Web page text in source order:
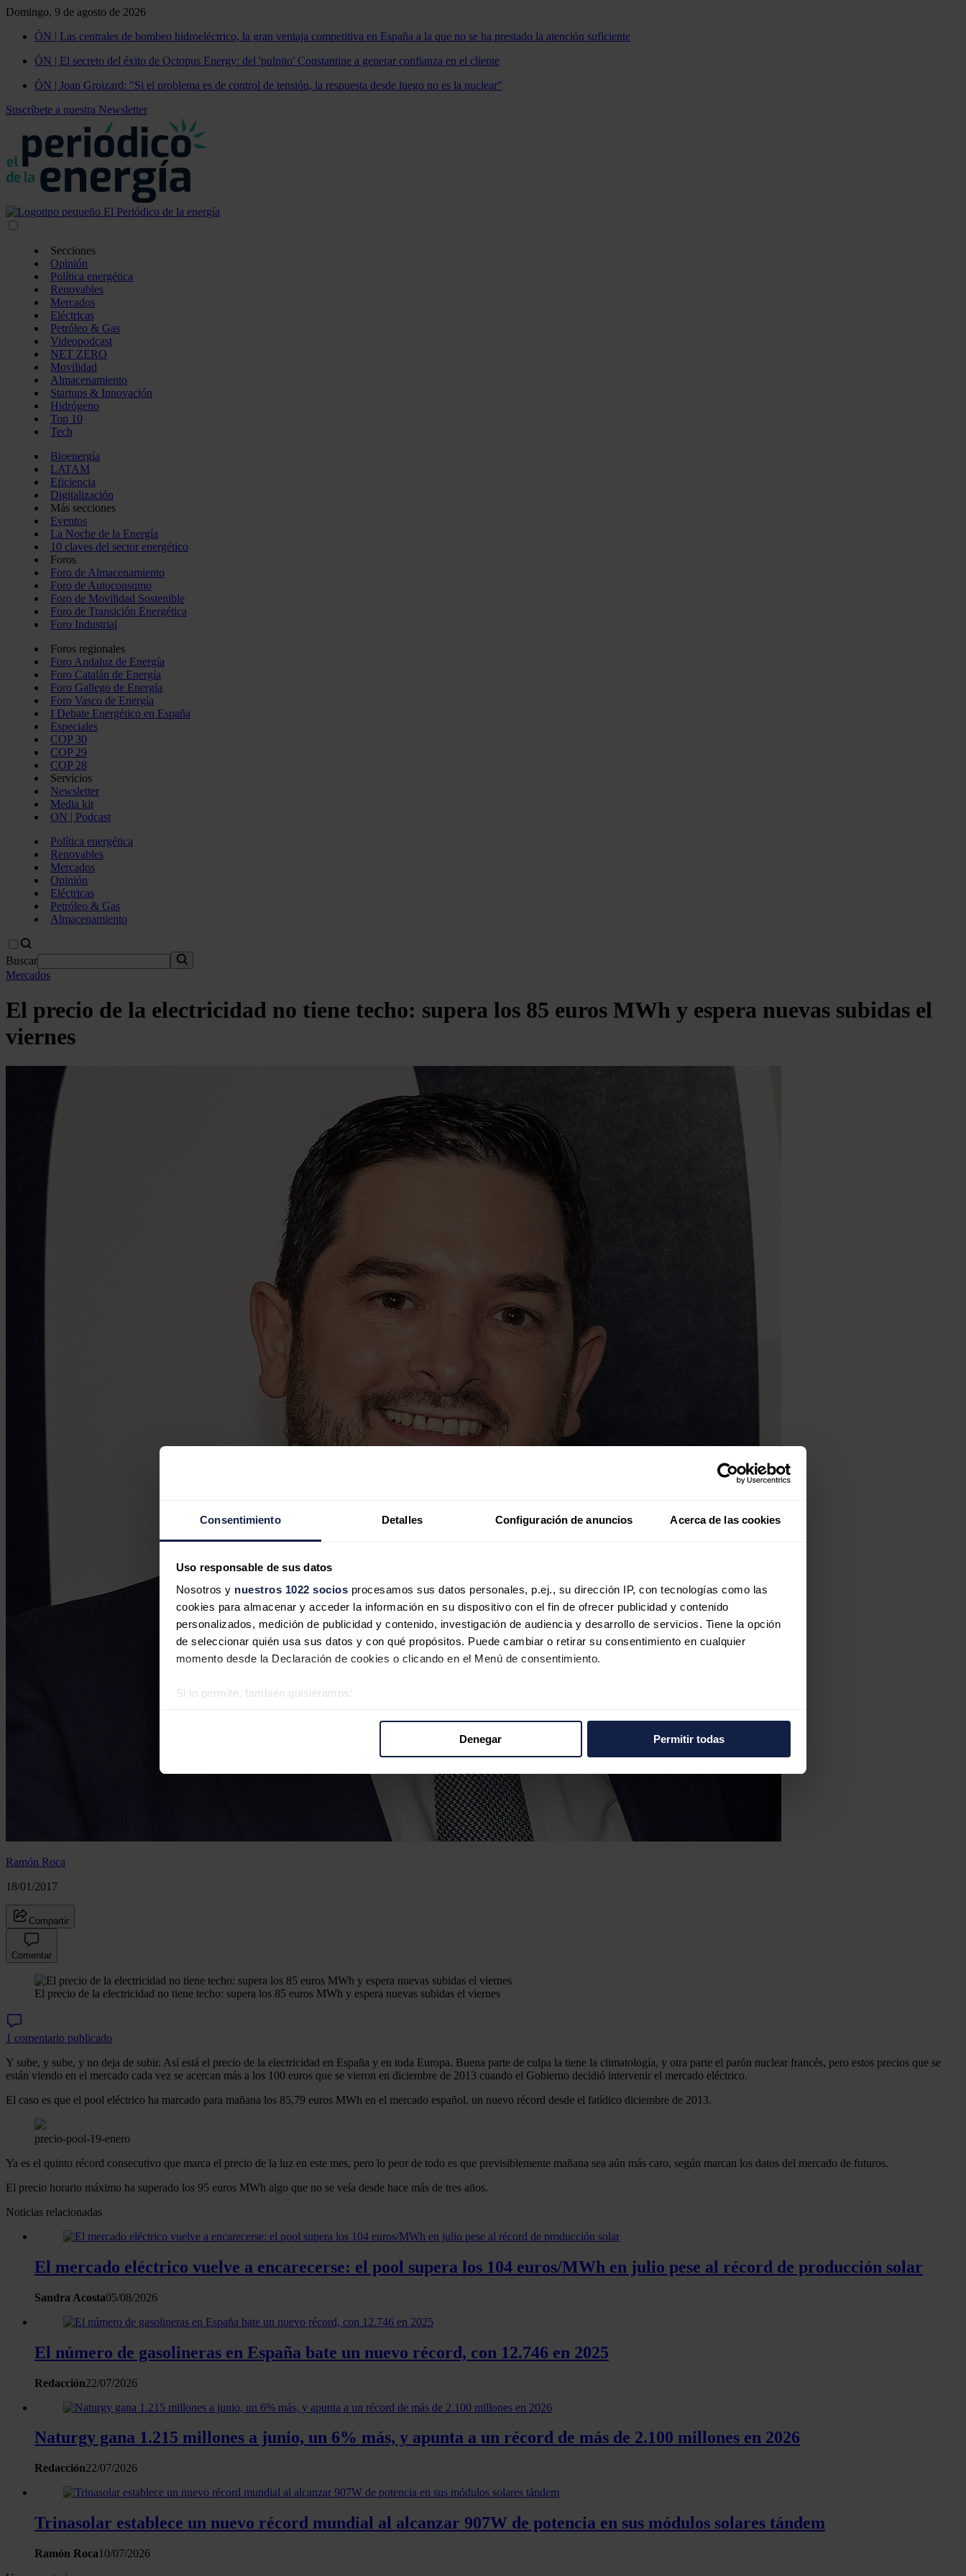
Consentimiento Detalles Configuración de anuncios Acerca de las cookies
Uso responsable de sus datos
Nosotros y nuestros 1022 socios procesamos sus datos personales, p.ej., su dirección IP, con tecnologías como las
cookies para almacenar y acceder la información en su dispositivo con el fin de ofrecer publicidad y contenido
personalizados, medición de publicidad y contenido, investigación de audiencia y desarrollo de servicios. Tiene la opción
de seleccionar quién usa sus datos y con qué propósitos. Puede cambiar o retirar su consentimiento en cualquier
momento desde la Declaración de cookies o clicando en el Menú de consentimiento.
Si lo permite, también quisiéramos:
Las cookies de este sitio web se usan para personalizar el contenido y los anuncios, ofrecer funciones de redes sociales
y analizar el tráfico. Además, compartimos información sobre el uso que haga del sitio web con nuestros partners de
redes sociales, publicidad y análisis web, quienes pueden combinarla con otra información que les haya proporcionado o
Denegar Permitir todas
Domingo, 9 de agosto de 2026
ÓN | Las centrales de bombeo hidroeléctrico, la gran ventaja competitiva en España a la que no se ha prestado la atención suficiente
ÓN | El secreto del éxito de Octopus Energy: del 'pulpito' Constantine a generar confianza en el cliente
ÓN | Joan Groizard: "Si el problema es de control de tensión, la respuesta desde luego no es la nuclear"
Suscríbete a nuestra Newsletter
Secciones
Opinión
Política energética
Renovables
Mercados
Eléctricas
Petróleo & Gas
Videopodcast
NET ZERO
Movilidad
Almacenamiento
Startups & Innovación
Hidrógeno
Top 10
Tech
Bioenergía
LATAM
Eficiencia
Digitalización
Más secciones
Eventos
La Noche de la Energía
10 claves del sector energético
Foros
Foro de Almacenamiento
Foro de Autoconsumo
Foro de Movilidad Sostenible
Foro de Transición Energética
Foro Industrial
Foros regionales
Foro Andaluz de Energía
Foro Catalán de Energía
Foro Gallego de Energía
Foro Vasco de Energía
I Debate Energético en España
Especiales
COP 30
COP 29
COP 28
Servicios
Newsletter
Media kit
ON | Podcast
Política energética
Renovables
Mercados
Opinión
Eléctricas
Petróleo & Gas
Almacenamiento
Buscar
Mercados
El precio de la electricidad no tiene techo: supera los 85 euros MWh y espera nuevas subidas el
viernes
Ramón Roca
18/01/2017
Compartir
Comentar
El precio de la electricidad no tiene techo: supera los 85 euros MWh y espera nuevas subidas el viernes
1 comentario publicado
Y sube, y sube, y no deja de subir. Así está el precio de la electricidad en España y en toda Europa. Buena parte de culpa la tiene la climatología, y otra parte el parón nuclear francés, pero estos precios que se
están viendo en el mercado cada vez se acercan más a los 100 euros que se vieron en diciembre de 2013 cuando el Gobierno decidió intervenir el mercado eléctrico.
El caso es que el pool eléctrico ha marcado para mañana los 85,79 euros MWh en el mercado español, un nuevo récord desde el fatídico diciembre de 2013.
precio-pool-19-enero
Ya es el quinto récord consecutivo que marca el precio de la luz en este mes, pero lo peor de todo es que previsiblemente mañana sea aún más caro, según marcan los datos del mercado de futuros.
El precio horario máximo ha superado los 95 euros MWh algo que no se veía desde hace más de tres años.
Noticias relacionadas
El mercado eléctrico vuelve a encarecerse: el pool supera los 104 euros/MWh en julio pese al récord de producción solar
Sandra Acosta05/08/2026
El número de gasolineras en España bate un nuevo récord, con 12.746 en 2025
Redacción22/07/2026
Naturgy gana 1.215 millones a junio, un 6% más, y apunta a un récord de más de 2.100 millones en 2026
Redacción22/07/2026
Trinasolar establece un nuevo récord mundial al alcanzar 907W de potencia en sus módulos solares tándem
Ramón Roca10/07/2026